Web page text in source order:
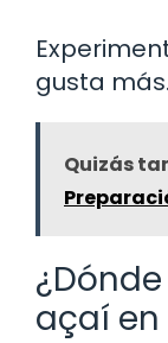
gusta más.
Quizás
açaí en